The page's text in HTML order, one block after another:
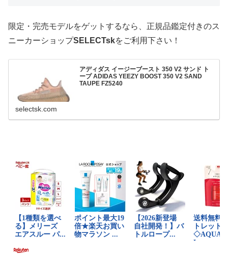
限定・完売モデルをゲットするなら、正規品鑑定付きのス
ニーカーショップSELECTskをご利用下さい！
アディダス イージーブースト 350 V2 サンド ト
ープ ADIDAS YEEZY BOOST 350 V2 SAND
TAUPE FZ5240
selectsk.com